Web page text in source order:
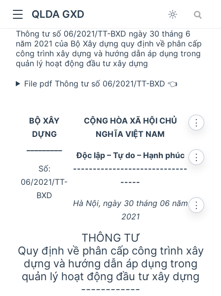
QLDA GXD
Thông tư số 06/2021/TT-BXD ngày 30 tháng 6
năm 2021 của Bộ Xây dựng quy định về phân cấp
công trình xây dựng và hướng dẫn áp dụng trong
quản lý hoạt động đầu tư xây dựng
File pdf Thông tư số 06/2021/TT-BXD 👈
BỘ XÂY
DỰNG
Số:
06/2021/TT-
BXD
CỘNG HÒA XÃ HỘI CHỦ
NGHĨA VIỆT NAM
⋮
Độc lập – Tự do – Hạnh phúc
-----------------------------
-----
⋮
Hà Nội, ngày 30 tháng 06 năm
2021
⋮
THÔNG TƯ
Quy định về phân cấp công trình xây
dựng và hướng dẫn áp dụng trong
quản lý hoạt động đầu tư xây dựng
------------